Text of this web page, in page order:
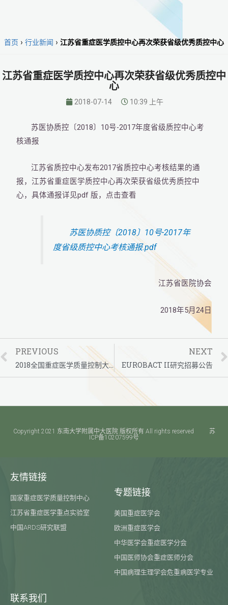
首页 › 行业新闻 › 江苏省重症医学质控中心再次荣获省级优秀质控中心
江苏省重症医学质控中心再次荣获省级优秀质控中
心
2018-07-14 10:39 上午
苏医协质控〔2018〕 10号-2017年度省级质控中心考
核通报
江苏省质控中心发布2017省质控中心考核结果的通
报，江苏省重症医学质控中心再次荣获省级优秀质控中
心，具体通报详见pdf 版，点击查看
苏医协质控〔2018〕10号-2017年
度省级质控中心考核通报.pdf
江苏省医院协会
2018年5月24日
PREVIOUS
2018全国重症医学质量控制大会 第七次江苏省重症医学质量控制大会 江苏省第16届重症医学研讨会参展通知
NEXT
EUROBACT II研究招募公告
Copyright 2021 东南大学附属中大医院 版权所有 All rights reserved 苏
ICP备10207599号​
友情链接
国家重症医学质量控制中心
江苏省重症医学重点实验室
中国ARDS研究联盟
专题链接
美国重症医学会
欧洲重症医学会
中华医学会重症医学分会
中国医师协会重症医师分会
中国病理生理学会危重病医学专业
联系我们